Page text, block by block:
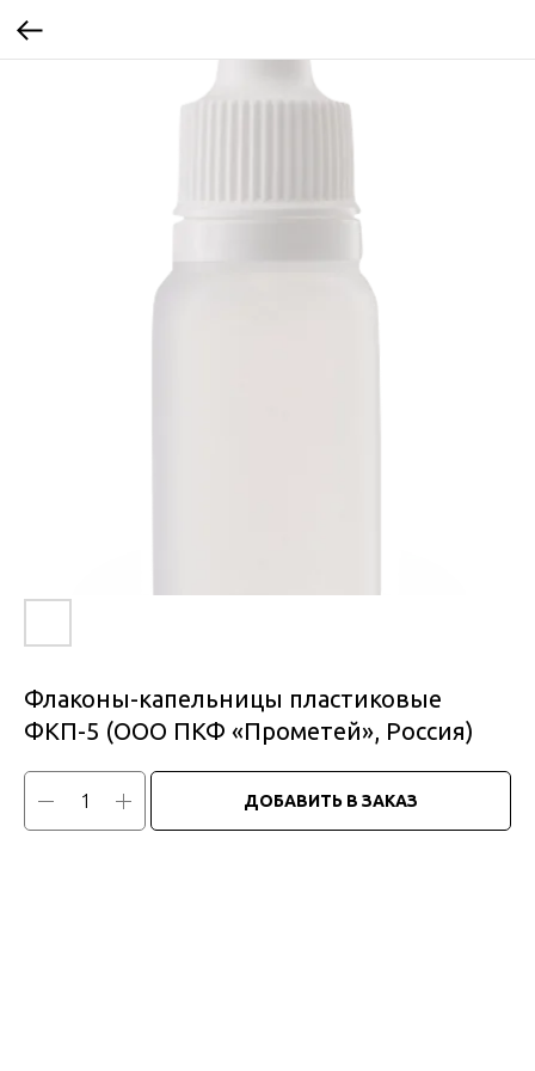
Флаконы-капельницы пластиковые
ФКП-5 (ООО ПКФ «Прометей», Россия)
ДОБАВИТЬ В ЗАКАЗ